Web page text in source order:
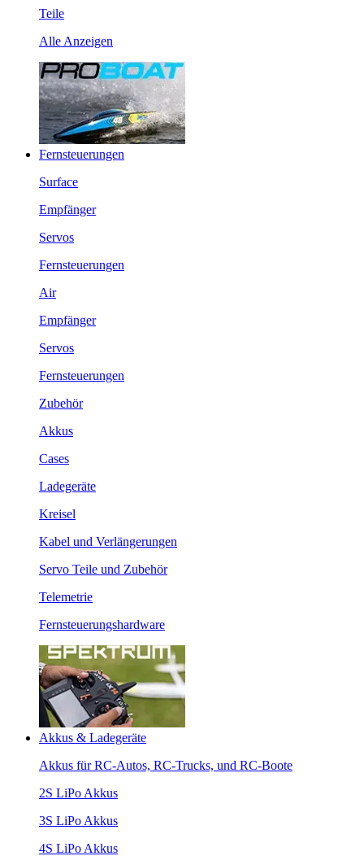
Teile
Alle Anzeigen
Fernsteuerungen
Surface
Empfänger
Servos
Fernsteuerungen
Air
Empfänger
Servos
Fernsteuerungen
Zubehör
Akkus
Cases
Ladegeräte
Kreisel
Kabel und Verlängerungen
Servo Teile und Zubehör
Telemetrie
Fernsteuerungshardware
Akkus & Ladegeräte
Akkus für RC-Autos, RC-Trucks, und RC-Boote
2S LiPo Akkus
3S LiPo Akkus
4S LiPo Akkus